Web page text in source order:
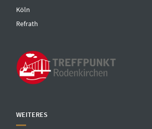
Köln
Refrath
WEITERES